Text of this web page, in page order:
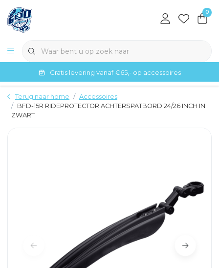
0
Gratis levering vanaf €65,- op accessoires
Terug naar home
Accessoires
BFD-15R RIDEPROTECTOR ACHTERSPATBORD 24/26 INCH IN
ZWART